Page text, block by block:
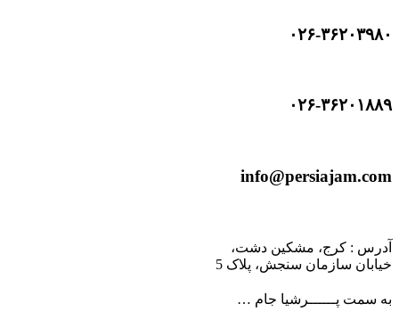
۰۲۶-۳۶۲۰۳۹۸۰
۰۲۶-۳۶۲۰۱۸۸۹
info@persiajam.com
آدرس : کرج، مشکین دشت،
خیابان سازمان سنجش، پلاک 5
به سمت پــــــرشیا جام …